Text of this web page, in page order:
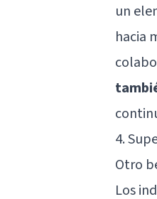
un
hacia
4.
Otro
Los